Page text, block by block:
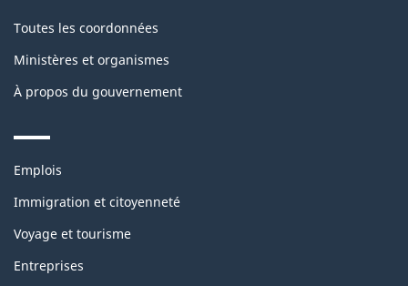
Toutes les coordonnées
Ministères et organismes
À propos du gouvernement
Themes
topics
Emplois
Immigration et citoyenneté
Voyage et tourisme
Entreprises